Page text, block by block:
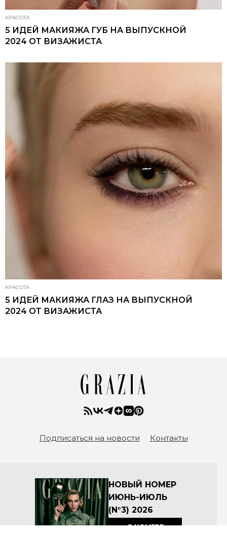
КРАСОТА
5 ИДЕЙ МАКИЯЖА ГУБ НА ВЫПУСКНОЙ
2024 ОТ ВИЗАЖИСТА
КРАСОТА
5 ИДЕЙ МАКИЯЖА ГЛАЗ НА ВЫПУСКНОЙ
2024 ОТ ВИЗАЖИСТА
Подписаться на новости Контакты
НОВЫЙ НОМЕР
ИЮНЬ-ИЮЛЬ
(N°3) 2026
О НОМЕРЕ